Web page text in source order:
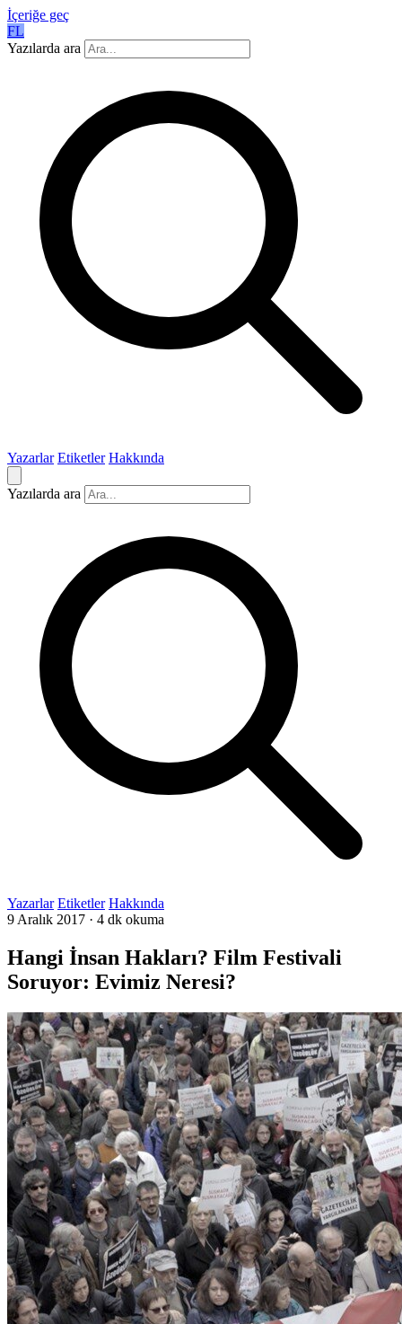
İçeriğe geç
FL
Yazılarda ara
Yazarlar Etiketler Hakkında
Yazılarda ara
Yazarlar Etiketler Hakkında
9 Aralık 2017 · 4 dk okuma
Hangi İnsan Hakları? Film Festivali
Soruyor: Evimiz Neresi?